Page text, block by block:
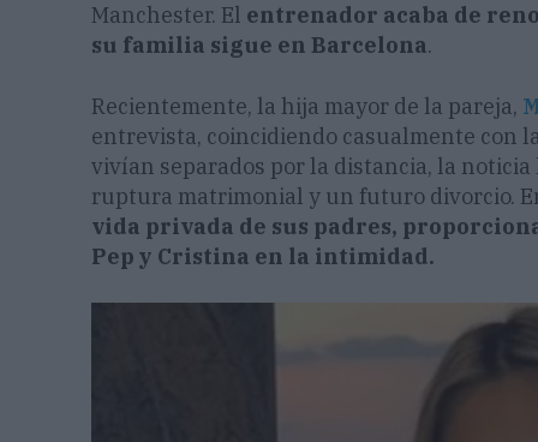
Manchester. El entrenador acaba de
su familia sigue en Barcelona.
Recientemente, la hija mayor de la pareja,
entrevista, coincidiendo casualmente con
vivían separados por la distancia, la
ruptura matrimonial y un futuro divorcio.
vida privada de sus padres,
Pep y Cristina en la intimidad.